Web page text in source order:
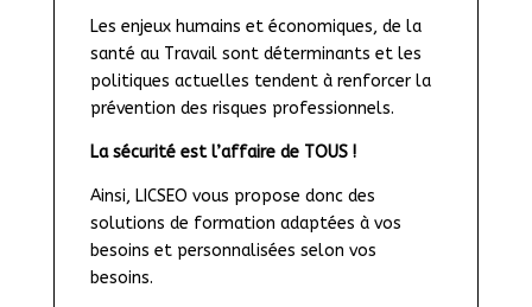
Les enjeux humains et économiques, de la
santé au Travail sont déterminants et les
politiques actuelles tendent à renforcer la
prévention des risques professionnels.
La sécurité est l’affaire de TOUS !
Ainsi, LICSEO vous propose donc des
solutions de formation adaptées à vos
besoins et personnalisées selon vos
besoins.